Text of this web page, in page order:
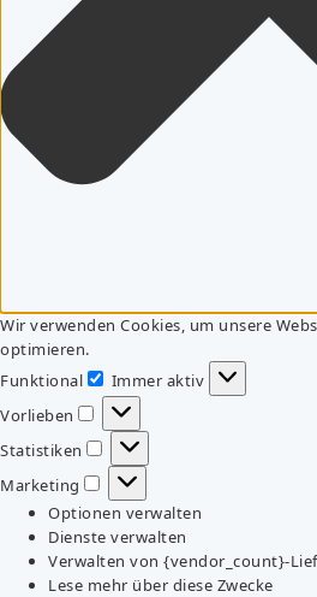
Wir verwenden Cookies, um unsere
optimieren.
Funktional
Funktional
Immer aktiv
Vorlieben
Vorlieben
Statistiken
Statistiken
Marketing
Marketing
Optionen verwalten
Dienste verwalten
Verwalten von {vendor_count}-
Lese mehr über diese Zwecke